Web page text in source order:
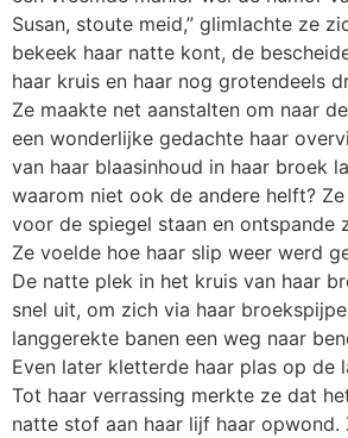
Susan, stoute meid,” glimlachte ze
bekeek haar natte kont, de
haar kruis en haar nog grotendeels
Ze maakte net aanstalten om naar
een wonderlijke gedachte haar
van haar blaasinhoud in haar broek
waarom niet ook de andere helft?
voor de spiegel staan en ontspande
Ze voelde hoe haar slip weer werd
De natte plek in het kruis van haar
snel uit, om zich via haar
langgerekte banen een weg naar
Even later kletterde haar plas op de
Tot haar verrassing merkte ze dat
natte stof aan haar lijf haar opwond.